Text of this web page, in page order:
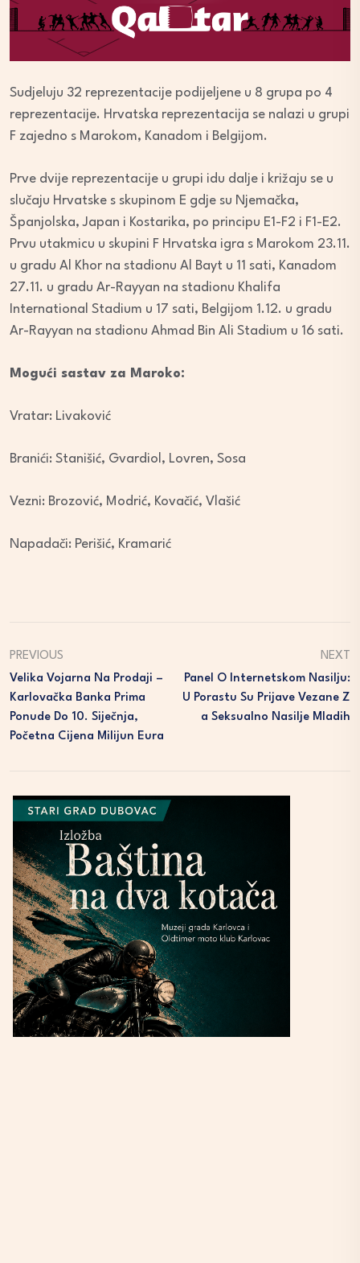
Sudjeluju 32 reprezentacije podijeljene u 8 grupa po 4
reprezentacije. Hrvatska reprezentacija se nalazi u grupi
F zajedno s Marokom, Kanadom i Belgijom.
Prve dvije reprezentacije u grupi idu dalje i križaju se u
slučaju Hrvatske s skupinom E gdje su Njemačka,
Španjolska, Japan i Kostarika, po principu E1-F2 i F1-E2.
Prvu utakmicu u skupini F Hrvatska igra s Marokom 23.11.
u gradu Al Khor na stadionu Al Bayt u 11 sati, Kanadom
27.11. u gradu Ar-Rayyan na stadionu Khalifa
International Stadium u 17 sati, Belgijom 1.12. u gradu
Ar-Rayyan na stadionu Ahmad Bin Ali Stadium u 16 sati.
Mogući sastav za Maroko:
Vratar: Livaković
Branići: Stanišić, Gvardiol, Lovren, Sosa
Vezni: Brozović, Modrić, Kovačić, Vlašić
Napadači: Perišić, Kramarić
PREVIOUS
Velika Vojarna Na Prodaji –
Karlovačka Banka Prima
Ponude Do 10. Siječnja,
Početna Cijena Milijun Eura
NEXT
Panel O Internetskom Nasilju:
U Porastu Su Prijave Vezane Z
A Seksualno Nasilje Mladih